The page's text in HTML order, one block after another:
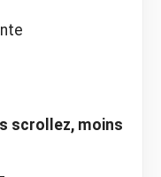
scrollez, moins